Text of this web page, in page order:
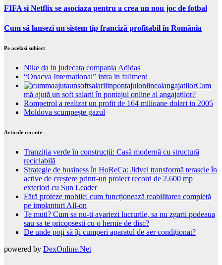
FIFA si Netflix se asociaza pentru a crea un nou joc de fotbal
Cum să lansezi un sistem tip franciză profitabil în România
Pe acelasi subiect
Nike da in judecata compania Adidas
“Onacva International” intra in faliment
Cum
mă ajută un soft salarii în pontajul online al angajaților?
Rompetrol a realizat un profit de 164 milioane dolari in 2005
Moldova scumpește gazul
Articole recente
Tranziția verde în construcții: Casă modernă cu structură
reciclabilă
Strategie de business în HoReCa: Jidvei transformă terasele în
active de creștere printr-un proiect record de 2.600 mp
exteriori cu Sun Leader
Fără proteze mobile: cum funcționează reabilitarea completă
pe implanturi All-on
Te muti? Cum sa nu-ti avariezi lucrurile, sa nu zgarii podeaua
sau sa te pricopsesti cu o hernie de disc?
De unde poți să îți cumperi aparatul de aer condiționat?
powered by DexOnline.Net